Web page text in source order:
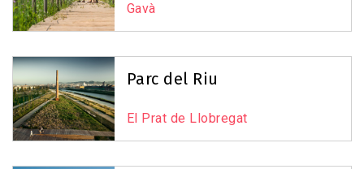
Gavà
Parc del Riu
El Prat de Llobregat